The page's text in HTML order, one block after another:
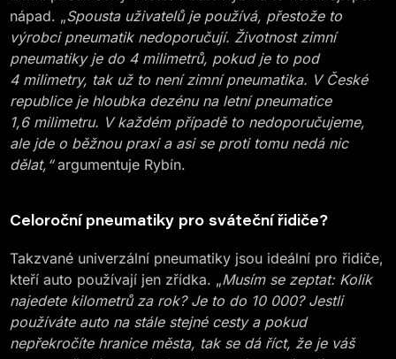
nápad. „Spousta uživatelů je používá, přestože to
výrobci pneumatik nedoporučují. Životnost zimní
pneumatiky je do 4 milimetrů, pokud je to pod
4 milimetry, tak už to není zimní pneumatika. V České
republice je hloubka dezénu na letní pneumatice
1,6 milimetru. V každém případě to nedoporučujeme,
ale jde o běžnou praxi a asi se proti tomu nedá nic
dělat,“argumentuje Rybín.
Celoroční pneumatiky pro sváteční řidiče?
Takzvané univerzální pneumatiky jsou ideální pro řidiče,
kteří auto používají jen zřídka. „Musím se zeptat: Kolik
najedete kilometrů za rok? Je to do 10 000? Jestli
používáte auto na stále stejné cesty a pokud
nepřekročíte hranice města, tak se dá říct, že je váš